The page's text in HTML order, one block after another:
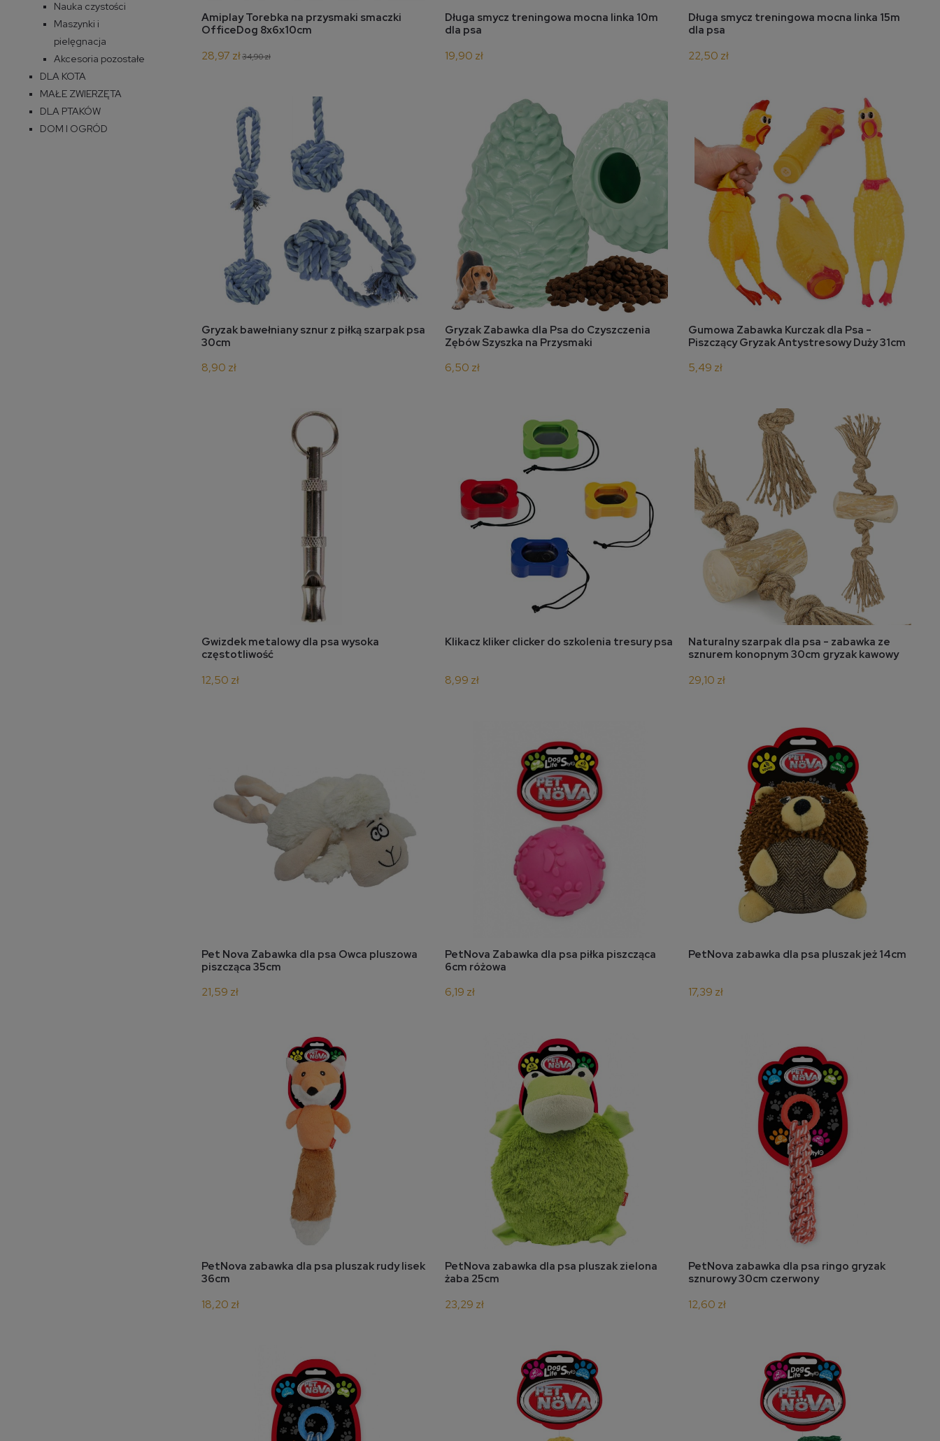
Nauka czystości
Maszynki i
pielęgnacja
Akcesoria pozostałe
DLA KOTA
MAŁE ZWIERZĘTA
DLA PTAKÓW
DOM I OGRÓD
do koszyka
Amiplay Torebka na przysmaki smaczki
OfficeDog 8x6x10cm
28,97 zł34,90 zł
do koszyka
Długa smycz treningowa mocna linka 10m
dla psa
19,90 zł
do koszyka
Długa smycz treningowa mocna linka 15m
dla psa
22,50 zł
do koszyka
Gryzak bawełniany sznur z piłką szarpak psa
30cm
8,90 zł
do koszyka
Gryzak Zabawka dla Psa do Czyszczenia
Zębów Szyszka na Przysmaki
6,50 zł
do koszyka
Gumowa Zabawka Kurczak dla Psa -
Piszczący Gryzak Antystresowy Duży 31cm
5,49 zł
do koszyka
Gwizdek metalowy dla psa wysoka
częstotliwość
12,50 zł
do koszyka
Klikacz kliker clicker do szkolenia tresury psa
8,99 zł
do koszyka
Naturalny szarpak dla psa - zabawka ze
sznurem konopnym 30cm gryzak kawowy
29,10 zł
do koszyka
Pet Nova Zabawka dla psa Owca pluszowa
piszcząca 35cm
21,59 zł
do koszyka
PetNova Zabawka dla psa piłka piszcząca
6cm różowa
6,19 zł
do koszyka
PetNova zabawka dla psa pluszak jeż 14cm
17,39 zł
do koszyka
PetNova zabawka dla psa pluszak rudy lisek
36cm
18,20 zł
do koszyka
PetNova zabawka dla psa pluszak zielona
żaba 25cm
23,29 zł
do koszyka
PetNova zabawka dla psa ringo gryzak
sznurowy 30cm czerwony
12,60 zł